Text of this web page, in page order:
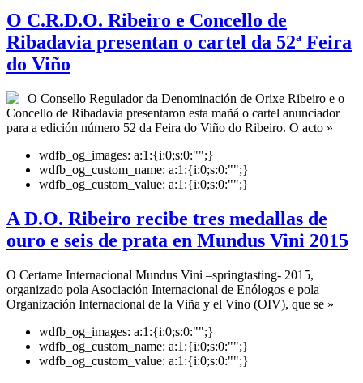
O C.R.D.O. Ribeiro e Concello de
Ribadavia presentan o cartel da 52ª Feira
do Viño
O Consello Regulador da Denominación de Orixe Ribeiro e o
Concello de Ribadavia presentaron esta mañá o cartel anunciador
para a edición número 52 da Feira do Viño do Ribeiro. O acto »
wdfb_og_images: a:1:{i:0;s:0:"";}
wdfb_og_custom_name: a:1:{i:0;s:0:"";}
wdfb_og_custom_value: a:1:{i:0;s:0:"";}
A D.O. Ribeiro recibe tres medallas de
ouro e seis de prata en Mundus Vini 2015
O Certame Internacional Mundus Vini –springtasting- 2015,
organizado pola Asociación Internacional de Enólogos e pola
Organización Internacional de la Viña y el Vino (OIV), que se »
wdfb_og_images: a:1:{i:0;s:0:"";}
wdfb_og_custom_name: a:1:{i:0;s:0:"";}
wdfb_og_custom_value: a:1:{i:0;s:0:"";}